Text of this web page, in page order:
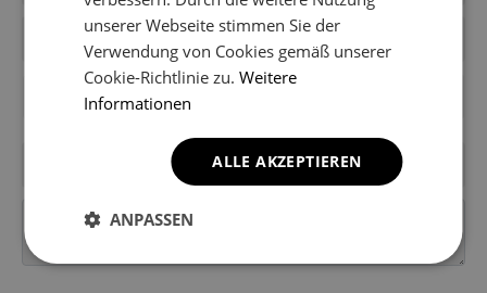
unserer Webseite stimmen Sie der
Verwendung von Cookies gemäß unserer
Cookie-Richtlinie zu.Weitere
Informationen
ALLE AKZEPTIEREN
ANPASSEN